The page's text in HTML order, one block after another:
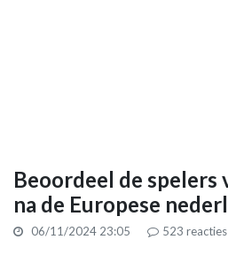
Beoordeel de spelers
na de Europese
06/11/2024 23:05 523 reacties